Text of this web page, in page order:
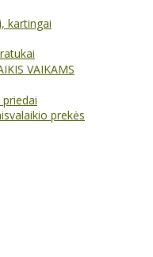
kartingai
VAIKAMS
prekės